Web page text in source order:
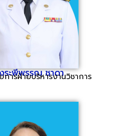
ระพีพรรณ ชาดา
การฝ่ายบริหารงานวิชาการ